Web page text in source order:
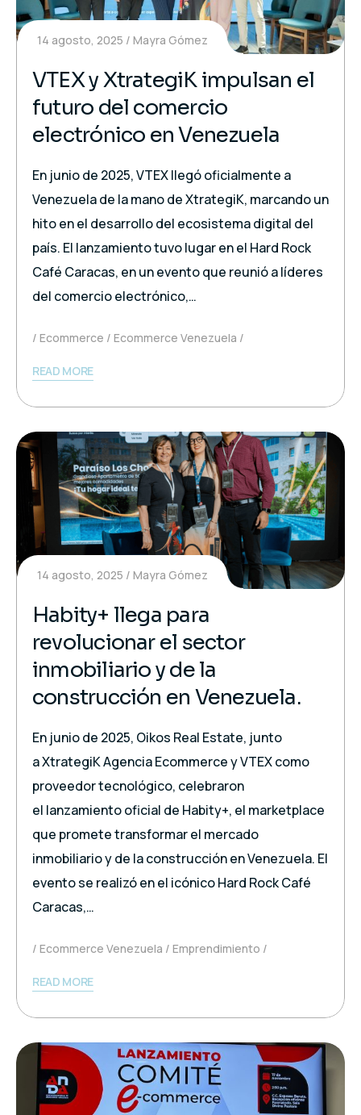
14 agosto, 2025 Mayra Gómez
VTEX y XtrategiK impulsan el
futuro del comercio
electrónico en Venezuela
En junio de 2025, VTEX llegó oficialmente a
Venezuela de la mano de XtrategiK, marcando un
hito en el desarrollo del ecosistema digital del
país. El lanzamiento tuvo lugar en el Hard Rock
Café Caracas, en un evento que reunió a líderes
del comercio electrónico,…
Ecommerce Ecommerce Venezuela
READ MORE
14 agosto, 2025 Mayra Gómez
Habity+ llega para
revolucionar el sector
inmobiliario y de la
construcción en Venezuela.
En junio de 2025, Oikos Real Estate, junto
a XtrategiK Agencia Ecommerce y VTEX como
proveedor tecnológico, celebraron
el lanzamiento oficial de Habity+, el marketplace
que promete transformar el mercado
inmobiliario y de la construcción en Venezuela. El
evento se realizó en el icónico Hard Rock Café
Caracas,…
Ecommerce Venezuela Emprendimiento
READ MORE